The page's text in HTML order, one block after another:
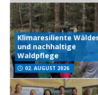
Klimaresiliente
und nachhaltige
Waldpflege
02. AUGUST 2026